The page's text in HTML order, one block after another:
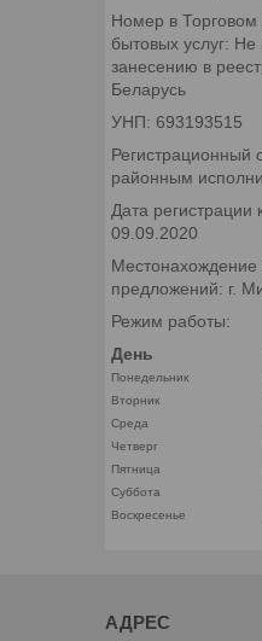
Номер в Торговом
бытовых услуг: Не
занесению в
Беларусь
УНП: 693193515
Регистрационный
районным
Дата регистрации
09.09.2020
Местонахождение
предложений: г.
Режим работы:
День
Понедельник
Вторник
Среда
Четверг
Пятница
Суббота
Воскресенье